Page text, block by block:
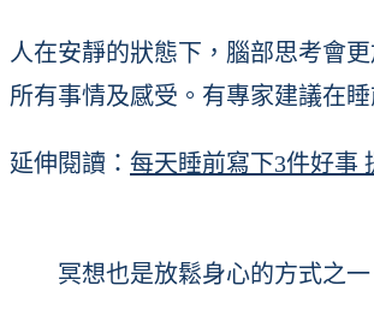
人在安靜的狀態下，腦部思考會
所有事情及感受。有專家建議在
延伸閱讀： 每天睡前寫下3件好事
冥想也是放鬆身心的方式之